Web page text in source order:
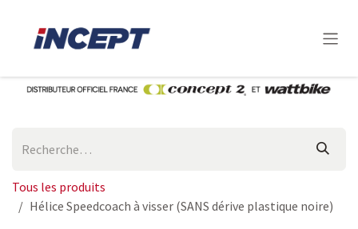
Tous les produits
Hélice Speedcoach à visser (SANS dérive plastique noire)